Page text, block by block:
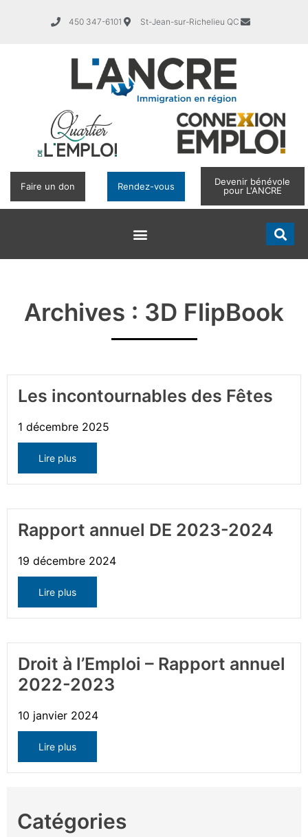
450 347-6101 St-Jean-sur-Richelieu QC
Faire un don Rendez-vous
Devenir bénévole
pour L'ANCRE
Archives : 3D FlipBook
Les incontournables des Fêtes
1 décembre 2025
Lire plus
Rapport annuel DE 2023-2024
19 décembre 2024
Lire plus
Droit à l’Emploi – Rapport annuel
2022-2023
10 janvier 2024
Lire plus
Catégories